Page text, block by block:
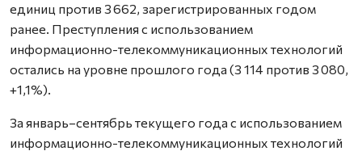
единиц против 3 662, зарегистрированных годом
ранее. Преступления с использованием
информационно-телекоммуникационных технологий
остались на уровне прошлого года (3 114 против 3 080,
+1,1%).
За январь–сентябрь текущего года с использованием
информационно-телекоммуникационных технологий